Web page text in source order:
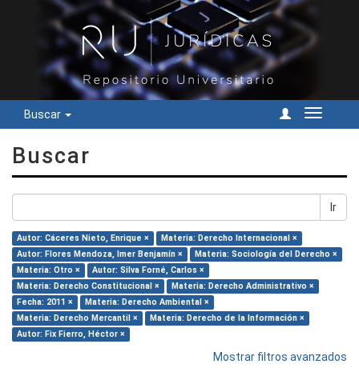
Buscar
Cambiar
Buscar
Ir
Autor: Cáceres Nieto, Enrique ×
Materia: Derecho Internacional ×
Autor: Flores Mendoza, Imer Benjamín ×
Materia: Sociología del Derecho ×
Materia: Otro ×
Autor: Silva Forné, Carlos ×
Materia: Derecho Constitucional ×
Materia: Derecho Administrativo ×
Fecha: 2011 ×
Materia: Derecho Ambiental ×
Materia: Derecho Mercantil ×
Materia: Derecho de la Información ×
Autor: Fix Fierro, Héctor ×
Mostrar filtros avanzados